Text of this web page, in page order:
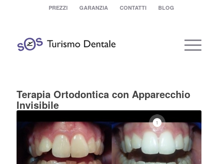
PREZZI GARANZIA CONTATTI BLOG
Terapia Ortodontica con Apparecchio
Invisibile
1